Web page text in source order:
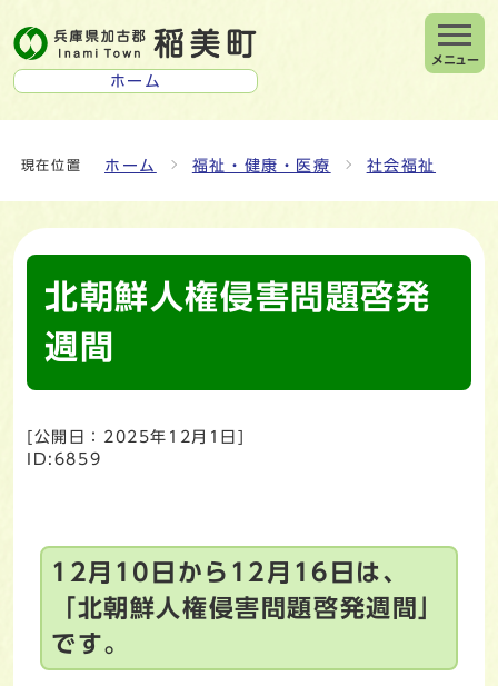
ホーム
メニュー
現在位置 ホーム 福祉・健康・医療 社会福祉
北朝鮮人権侵害問題啓発
週間
[公開日： 2025年12月1日 ]
ID:6859
12月10日から12月16日は、
「北朝鮮人権侵害問題啓発週間」
です。